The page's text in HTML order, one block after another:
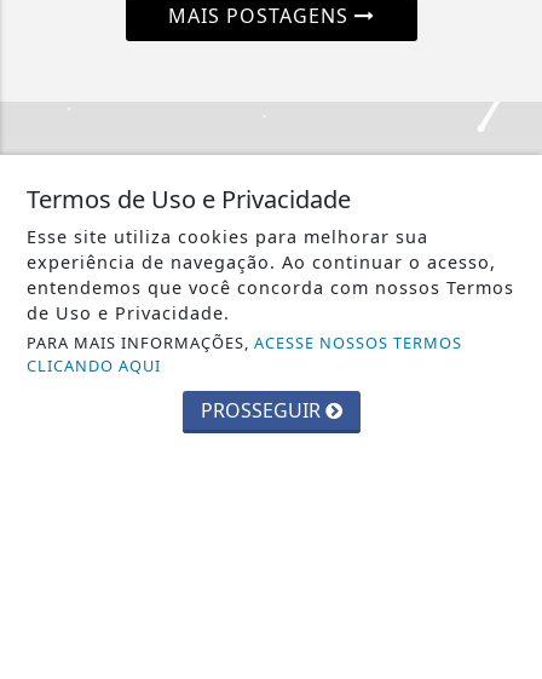
MAIS POSTAGENS
vantagens do Portal
Você pode ler matérias exclusivas, anunciar
classificados e muito mais!
Termos de Uso e Privacidade
Esse site utiliza cookies para melhorar sua
experiência de navegação. Ao continuar o acesso,
entendemos que você concorda com nossos Termos
de Uso e Privacidade.
PARA MAIS INFORMAÇÕES,ACESSE NOSSOS TERMOS
CLICANDO AQUI
PROSSEGUIR